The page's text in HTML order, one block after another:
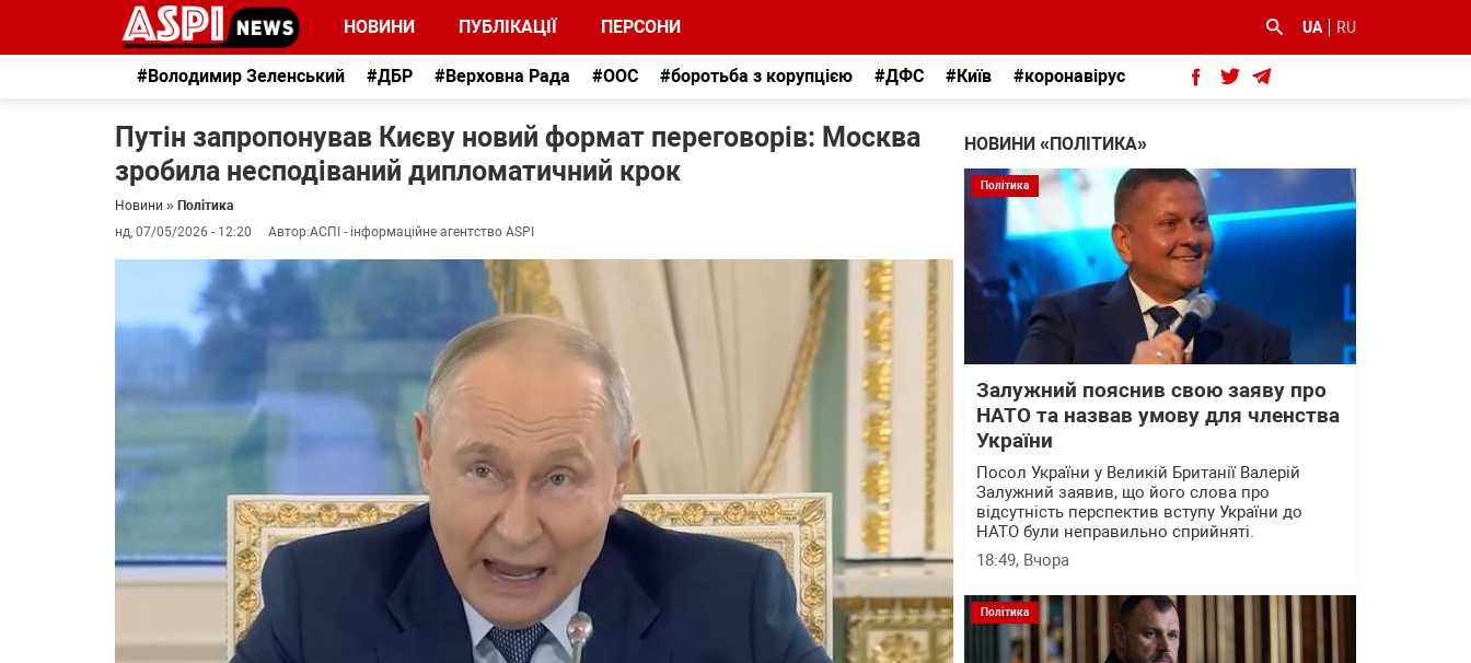
НОВИНИ ПУБЛІКАЦІЇ ПЕРСОНИ UA RU
#Володимир Зеленський #ДБР #Верховна Рада #ООС #боротьба з корупцією #ДФС #Київ #коронавірус
Путін запропонував Києву новий формат переговорів: Москва
зробила несподіваний дипломатичний крок
Новини » Політика
нд, 07/05/2026 - 12:20
Автор:АСПІ - інформаційне агентство ASPI
НОВИНИ «ПОЛІТИКА»
Політика
Залужний пояснив свою заяву про
НАТО та назвав умову для членства
України
Посол України у Великій Британії Валерій
Залужний заявив, що його слова про
відсутність перспектив вступу України до
НАТО були неправильно сприйняті.
18:49, Вчора
Політика